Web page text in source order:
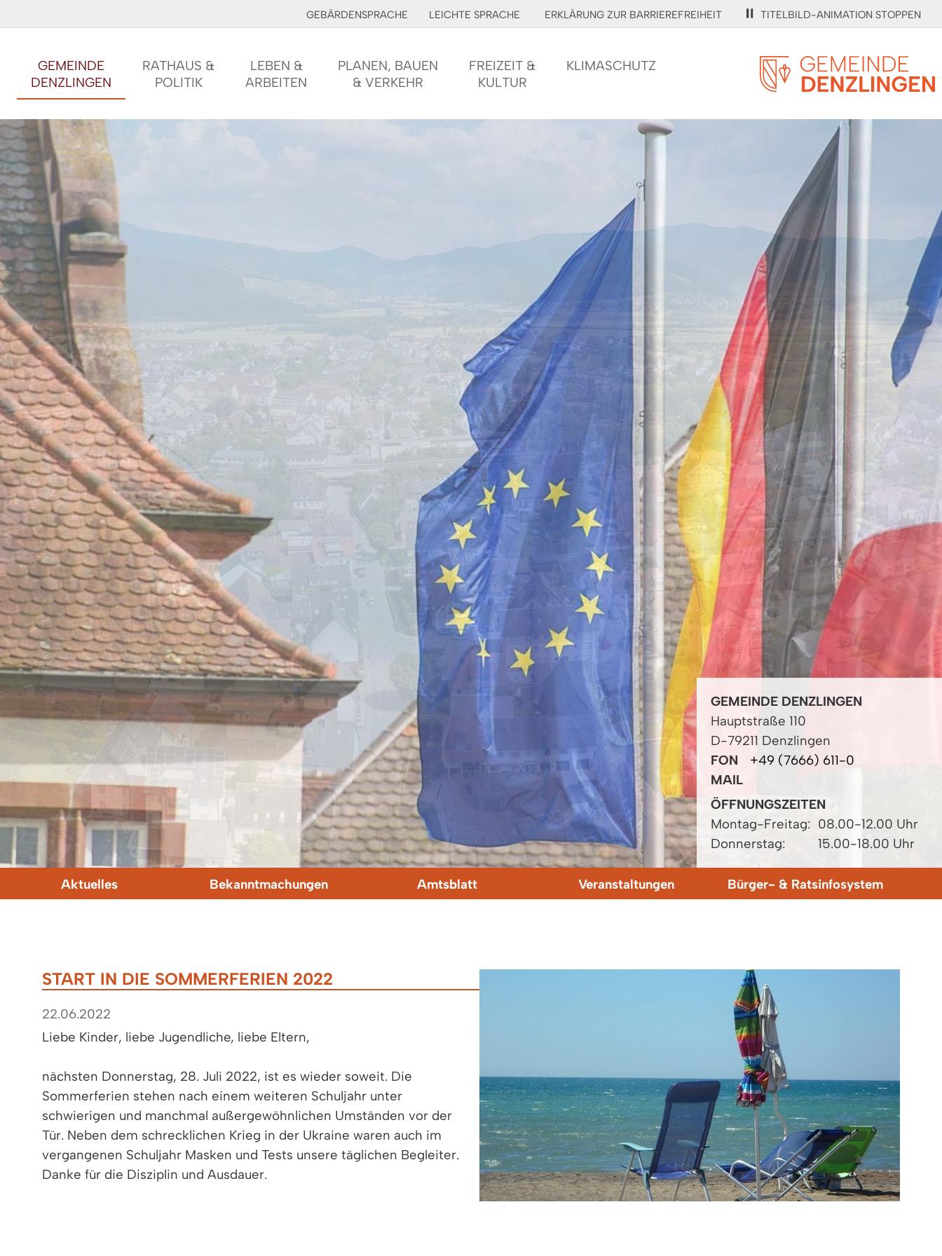
GEBÄRDENSPRACHE LEICHTE SPRACHE ERKLÄRUNG ZUR BARRIEREFREIHEIT TITELBILD-ANIMATION STOPPEN
GEMEINDE
DENZLINGEN
RATHAUS &
POLITIK
LEBEN &
ARBEITEN
PLANEN, BAUEN
& VERKEHR
FREIZEIT &
KULTUR
KLIMASCHUTZ
GEMEINDE DENZLINGEN
Hauptstraße 110
D-79211 Denzlingen
FON
+49 (7666) 611-0
MAIL
ÖFFNUNGSZEITEN
Montag-Freitag: 08.00-12.00 Uhr
Donnerstag:
15.00-18.00 Uhr
Aktuelles Bekanntmachungen Amtsblatt Veranstaltungen Bürger- & Ratsinfosystem
START IN DIE SOMMERFERIEN 2022
22.06.2022
Liebe Kinder, liebe Jugendliche, liebe Eltern,
nächsten Donnerstag, 28. Juli 2022, ist es wieder soweit. Die
Sommerferien stehen nach einem weiteren Schuljahr unter
schwierigen und manchmal außergewöhnlichen Umständen vor der
Tür. Neben dem schrecklichen Krieg in der Ukraine waren auch im
vergangenen Schuljahr Masken und Tests unsere täglichen Begleiter.
Danke für die Disziplin und Ausdauer.